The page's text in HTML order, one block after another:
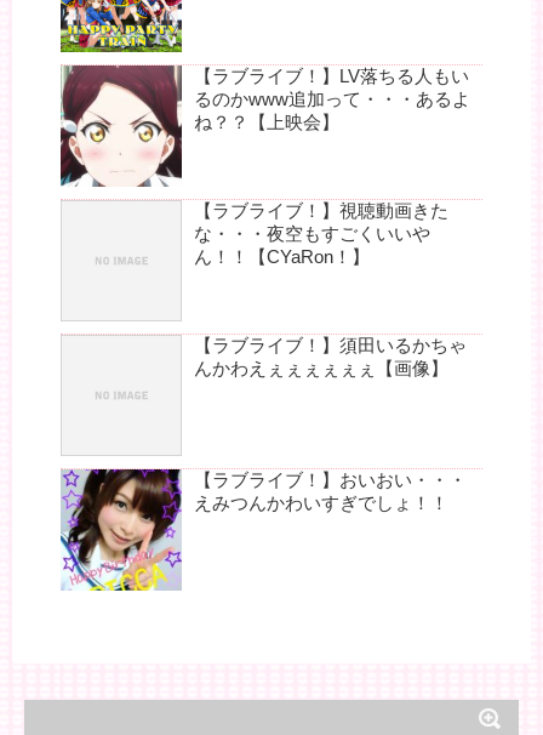
【ラブライブ！】LV落ちる人もい
るのかwww追加って・・・あるよ
ね？？【上映会】
【ラブライブ！】視聴動画きた
な・・・夜空もすごくいいや
ん！！【CYaRon！】
【ラブライブ！】須田いるかちゃ
んかわえぇぇぇぇぇぇ【画像】
【ラブライブ！】おいおい・・・
えみつんかわいすぎでしょ！！